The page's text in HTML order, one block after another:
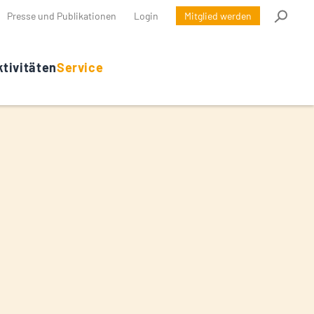
Presse und Publikationen Login Mitglied werden
Service